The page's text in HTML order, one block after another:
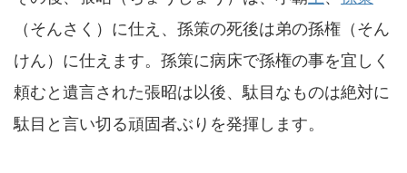
（そんさく）に仕え、孫策の死後は弟の孫権（そん
けん）に仕えます。孫策に病床で孫権の事を宜しく
頼むと遺言された張昭は以後、駄目なものは絶対に
駄目と言い切る頑固者ぶりを発揮します。